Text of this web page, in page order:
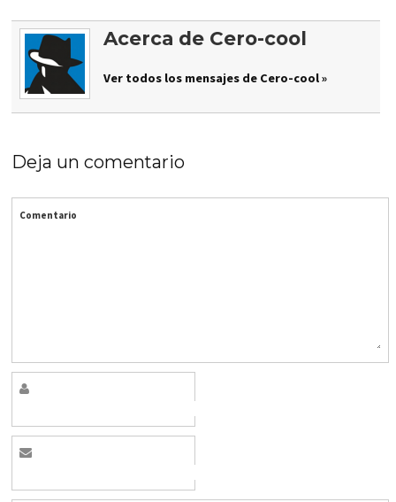
Acerca de Cero-cool
Ver todos los mensajes de Cero-cool »
Deja un comentario
Comentario